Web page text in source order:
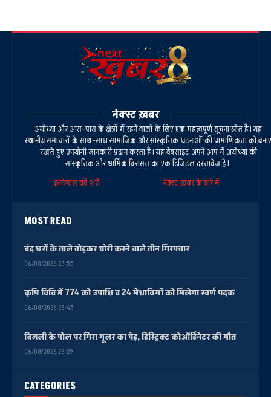
CATEGORIES
नेक्स्ट ख़बर
अयोध्या और आस-पास के क्षेत्रों में रहने वालों के लिए एक महत्वपूर्ण सूचना स्रोत है। यह
स्थानीय समाचारों के साथ-साथ सामाजिक और सांस्कृतिक घटनाओं की प्रामाणिकता को बनाए
रखते हुए उपयोगी जानकारी प्रदान करता है। यह वेबसाइट अपने आप में अयोध्या की
सांस्कृतिक और धार्मिक विरासत का एक डिजिटल दस्तावेज है।.
इस्तेमाल की शर्तें
नेक्स्ट ख़बर के बारे में
MOST READ
बंद घरों के ताले तोड़कर चोरी करने वाले तीन गिरफ्तार
06/08/2026 23:55
कृषि विवि में 774 को उपाधि व 24 मेधावियों को मिलेगा स्वर्ण पदक
06/08/2026 23:45
बिजली के पोल पर गिरा गूलर का पेड़, डिस्ट्रिक्ट कोऑर्डिनेटर की मौत
06/08/2026 23:29